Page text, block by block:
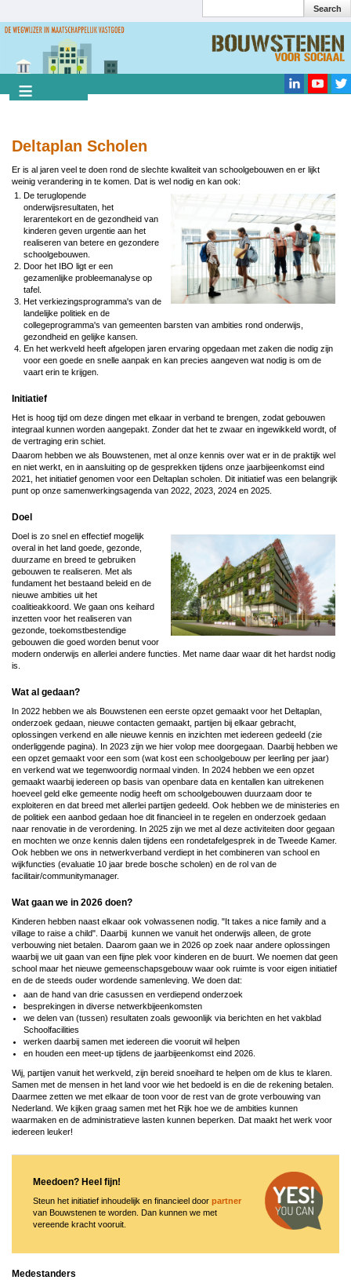
naar
gaan
Search
Deltaplan Scholen
Er is al jaren veel te doen rond de slechte kwaliteit van schoolgebouwen en er lijkt
weinig verandering in te komen. Dat is wel nodig en kan ook:
Image
De teruglopende
onderwijsresultaten, het
lerarentekort en de gezondheid van
kinderen geven urgentie aan het
realiseren van betere en gezondere
schoolgebouwen.
Door het IBO ligt er een
gezamenlijke probleemanalyse op
tafel.
Het verkiezingsprogramma's van de
landelijke politiek en de
collegeprogramma's van gemeenten barsten van ambities rond onderwijs,
gezondheid en gelijke kansen.
En het werkveld heeft afgelopen jaren ervaring opgedaan met zaken die nodig zijn
voor een goede en snelle aanpak en kan precies aangeven wat nodig is om de
vaart erin te krijgen.
Initiatief
Het is hoog tijd om deze dingen met elkaar in verband te brengen, zodat gebouwen
integraal kunnen worden aangepakt. Zonder dat het te zwaar en ingewikkeld wordt, of
de vertraging erin schiet.
Daarom hebben we als Bouwstenen, met al onze kennis over wat er in de praktijk wel
en niet werkt, en in aansluiting op de gesprekken tijdens onze jaarbijeenkomst eind
2021, het initiatief genomen voor een Deltaplan scholen. Dit initiatief was een belangrijk
punt op onze samenwerkingsagenda van 2022, 2023, 2024 en 2025.
Doel
Image
Doel is zo snel en effectief mogelijk
overal in het land goede, gezonde,
duurzame en breed te gebruiken
gebouwen te realiseren. Met als
fundament het bestaand beleid en de
nieuwe ambities uit het
coalitieakkoord. We gaan ons keihard
inzetten voor het realiseren van
gezonde, toekomstbestendige
gebouwen die goed worden benut voor
modern onderwijs en allerlei andere functies. Met name daar waar dit het hardst nodig
is.
Wat al gedaan?
In 2022 hebben we als Bouwstenen een eerste opzet gemaakt voor het Deltaplan,
onderzoek gedaan, nieuwe contacten gemaakt, partijen bij elkaar gebracht,
oplossingen verkend en alle nieuwe kennis en inzichten met iedereen gedeeld (zie
onderliggende pagina). In 2023 zijn we hier volop mee doorgegaan. Daarbij hebben we
een opzet gemaakt voor een som (wat kost een schoolgebouw per leerling per jaar)
en verkend wat we tegenwoordig normaal vinden. In 2024 hebben we een opzet
gemaakt waarbij iedereen op basis van openbare data en kentallen kan uitrekenen
hoeveel geld elke gemeente nodig heeft om schoolgebouwen duurzaam door te
exploiteren en dat breed met allerlei partijen gedeeld. Ook hebben we de ministeries en
de politiek een aanbod gedaan hoe dit financieel in te regelen en onderzoek gedaan
naar renovatie in de verordening. In 2025 zijn we met al deze activiteiten door gegaan
en mochten we onze kennis dalen tijdens een rondetafelgesprek in de Tweede Kamer.
Ook hebben we ons in netwerkverband verdiept in het combineren van school en
wijkfuncties (evaluatie 10 jaar brede bosche scholen) en de rol van de
facilitair/communitymanager.
Wat gaan we in 2026 doen?
Kinderen hebben naast elkaar ook volwassenen nodig. "It takes a nice family and a
village to raise a child". Daarbij kunnen we vanuit het onderwijs alleen, de grote
verbouwing niet betalen. Daarom gaan we in 2026 op zoek naar andere oplossingen
waarbij we uit gaan van een fijne plek voor kinderen en de buurt. We noemen dat geen
school maar het nieuwe gemeenschapsgebouw waar ook ruimte is voor eigen initiatief
en de de steeds ouder wordende samenleving. We doen dat:
aan de hand van drie casussen en verdiepend onderzoek
besprekingen in diverse netwerkbijeenkomsten
we delen van (tussen) resultaten zoals gewoonlijk via berichten en het vakblad
Schoolfacilities
werken daarbij samen met iedereen die vooruit wil helpen
en houden een meet-up tijdens de jaarbijeenkomst eind 2026.
Wij, partijen vanuit het werkveld, zijn bereid snoeihard te helpen om de klus te klaren.
Samen met de mensen in het land voor wie het bedoeld is en die de rekening betalen.
Daarmee zetten we met elkaar de toon voor de rest van de grote verbouwing van
Nederland. We kijken graag samen met het Rijk hoe we de ambities kunnen
waarmaken en de administratieve lasten kunnen beperken. Dat maakt het werk voor
iedereen leuker!
Meedoen? Heel fijn!
Steun het initiatief inhoudelijk en financieel door partner
van Bouwstenen te worden. Dan kunnen we met
vereende kracht vooruit.
Medestanders